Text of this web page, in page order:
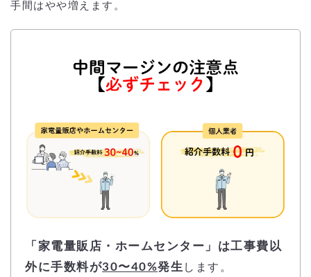
手間はやや増えます。
「家電量販店・ホームセンター」は工事費以
外に手数料が30〜40%発生 します。